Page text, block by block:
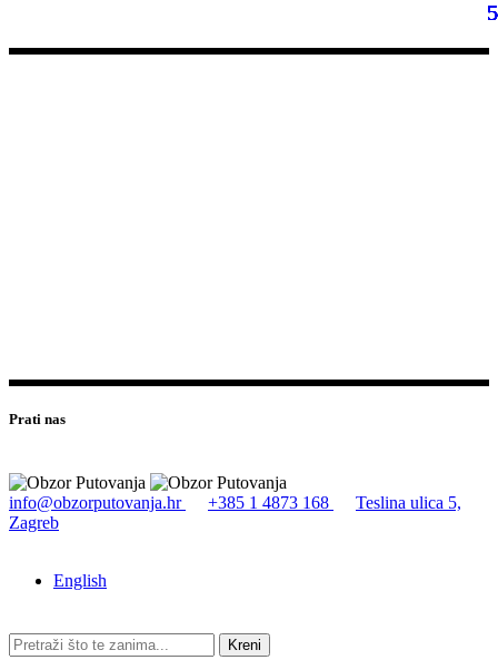
Prati nas
info@obzorputovanja.hr +385 1 4873 168
Teslina ulica 5,
Zagreb
English
Kreni